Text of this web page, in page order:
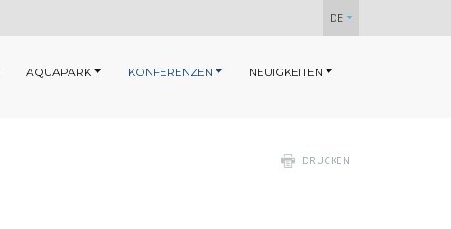
DE
AQUAPARK KONFERENZEN NEUIGKEITEN
DRUCKEN